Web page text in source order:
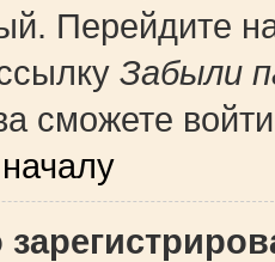
Перейдите
Забыли
сможете